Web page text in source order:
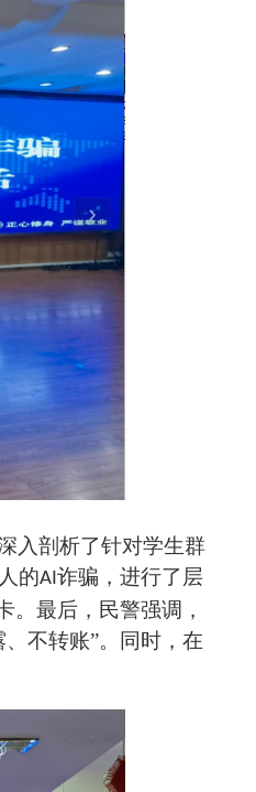
入剖析了针对学生群
的AI诈骗，进行了层
。最后， 民警强调 ，
、不转账”。
同时，在